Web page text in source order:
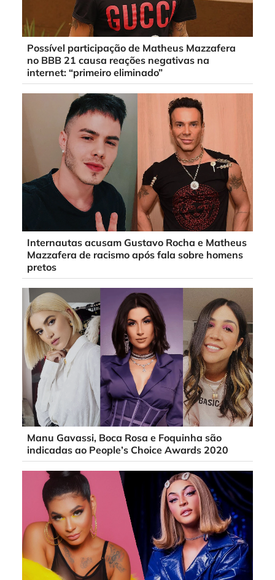
Possível participação de Matheus Mazzafera
no BBB 21 causa reações negativas na
internet: “primeiro eliminado”
Internautas acusam Gustavo Rocha e Matheus
Mazzafera de racismo após fala sobre homens
pretos
Manu Gavassi, Boca Rosa e Foquinha são
indicadas ao People’s Choice Awards 2020